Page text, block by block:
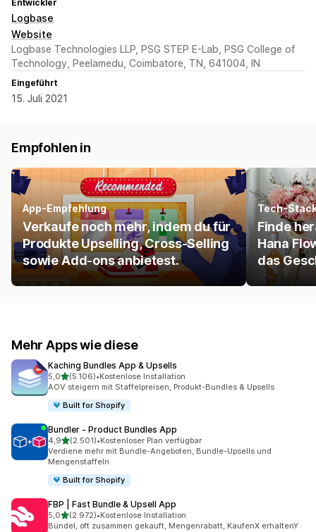
Entwickler
Logbase
Website
Logbase Technologies LLP, PSG STEP E-Lab, PSG College of
Technology, Peelamedu, Coimbatore, TN, 641004, IN
Eingeführt
15. Juli 2021
Empfohlen in
App-Empfehlung
Verkaufe noch mehr, indem du für
Produkte Upselling, Cross-Selling
sowie Add-ons anbietest.
Tech-
Finde
Hana
das
Mehr Apps wie diese
Kaching Bundles App & Upsells
5,0von 5 Sternen
(5.106)
5106 Rezensionen insgesamt
•Kostenlose Installation
AOV steigern mit Staffelpreisen, Produkt-Bundles & Upsells
Built for Shopify
Bundler ‑ Product Bundles App
4,9von 5 Sternen
(2.501)
2501 Rezensionen insgesamt
•Kostenloser Plan verfügbar
Verdiene mehr mit Bundle-Angeboten, Bundle-Upsells und
Mengenstaffeln
Built for Shopify
FBP | Fast Bundle & Upsell App
5,0von 5 Sternen
(2.972)
2972 Rezensionen insgesamt
•Kostenlose Installation
Bündel, oft zusammen gekauft, Mengenrabatt, KaufenX erhaltenY